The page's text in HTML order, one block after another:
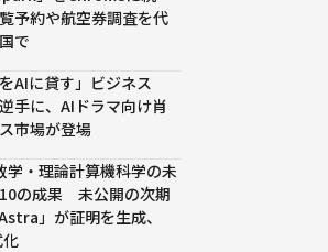
予約や航空券調査を代
で
AIに貸す」ビジネス
手に、AIドラマ向け肖
市場が登場
学・理論計算機科学の未
の成果 未公開の次期
」が証明を生成、